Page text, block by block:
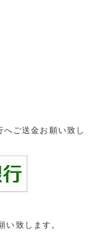
ご送金お願い致し
い致します。